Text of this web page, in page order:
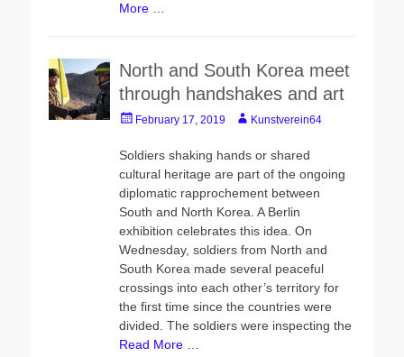
More …
North and South Korea meet
through handshakes and art
PostedFebruary 17, 2019 AuthorKunstverein64
Soldiers shaking hands or shared
cultural heritage are part of the ongoing
diplomatic rapprochement between
South and North Korea. A Berlin
exhibition celebrates this idea. On
Wednesday, soldiers from North and
South Korea made several peaceful
crossings into each other’s territory for
the first time since the countries were
divided. The soldiers were inspecting the
Read More …